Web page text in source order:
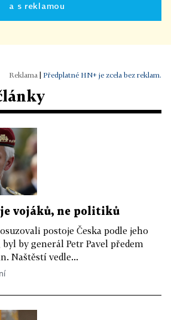
a s reklamou
Předplatné HN+ je zcela bez reklam.
je vojáků, ne politiků
postoje Česka podle jeho
by generál Petr Pavel předem
Naštěstí vedle...